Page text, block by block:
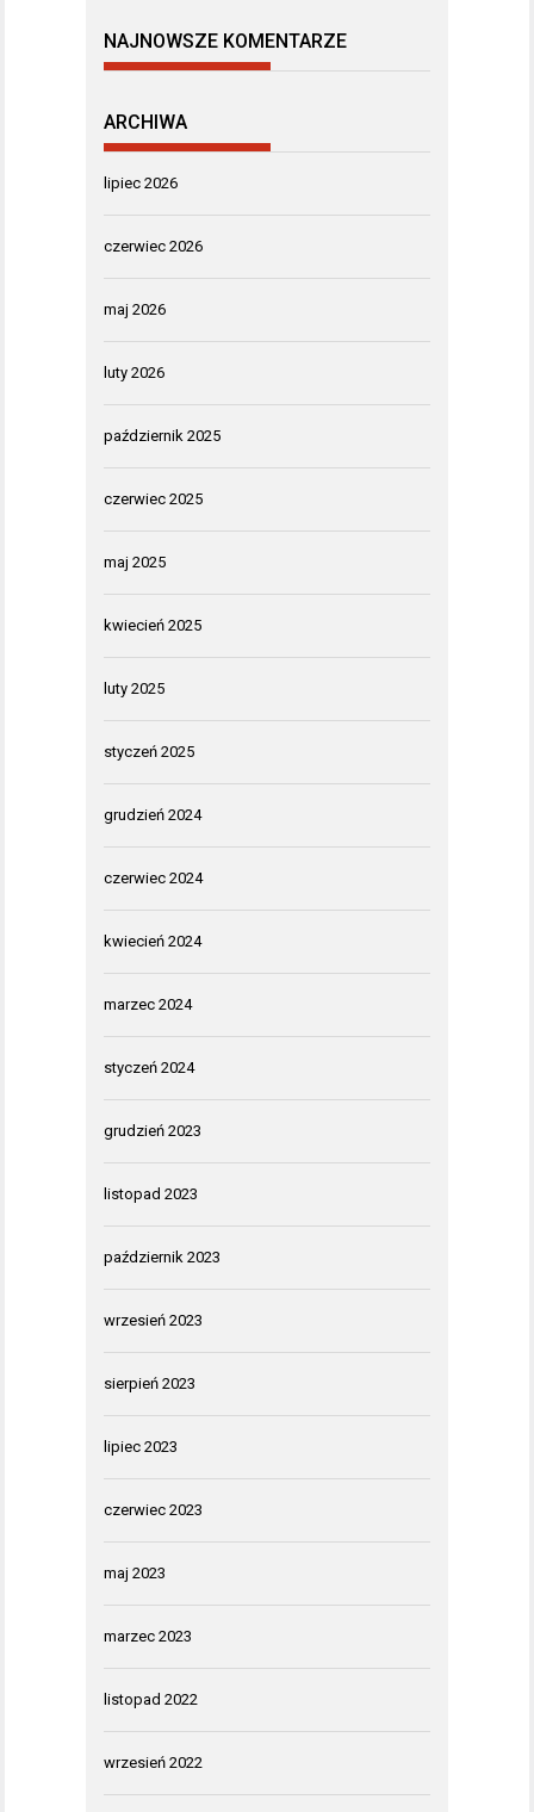
NAJNOWSZE KOMENTARZE
ARCHIWA
lipiec 2026
czerwiec 2026
maj 2026
luty 2026
październik 2025
czerwiec 2025
maj 2025
kwiecień 2025
luty 2025
styczeń 2025
grudzień 2024
czerwiec 2024
kwiecień 2024
marzec 2024
styczeń 2024
grudzień 2023
listopad 2023
październik 2023
wrzesień 2023
sierpień 2023
lipiec 2023
czerwiec 2023
maj 2023
marzec 2023
listopad 2022
wrzesień 2022